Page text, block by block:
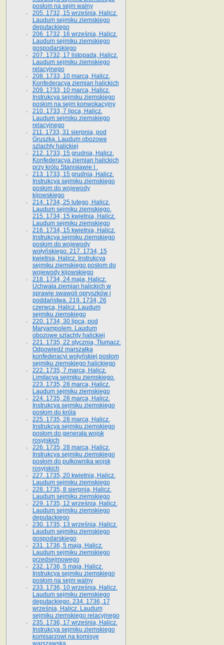
posłom na sejm walny
205. 1732, 15 września, Halicz.
Laudum sejmiku ziemskiego
deputackiego
206. 1732, 16 września, Halicz.
Laudum sejmiku ziemskiego
gospodarskiego
207. 1732, 17 listopada, Halicz.
Laudum sejmiku ziemskiego
relacyjnego
208. 1733, 10 marca, Halicz.
Konfederacya ziemian halickich­
209. 1733, 10 marca, Halicz.
Instrukcya sejmiku ziemskiego
posłom na sejm konwokacyjny
210. 1733, 7 lipca, Halicz.
Laudum sejmiku ziemskiego
relacyjnego
211. 1733, 31 sierpnia, pod
Gruszką. Laudum obozowe
szlachty halickiej
212. 1733, 15 grudnia, Halicz.
Konfederacya ziemian halickich
przy królu Stanisławie I .
213. 1733, 15 grudnia, Halicz.
Instrukcya sejmiku ziemskiego
posłom do wojewody
kijowskiego
214. 1734, 25 lutego, Halicz.
Laudum sejmiku ziemskiego.
215. 1734, 15 kwietnia, Halicz.
Laudum sejmiku ziemskiego
216. 1734, 15 kwietnia, Halicz.
Instrukcya sejmiku ziemskiego
posłom do wojewody
wołyńskiego. 217. 1734, 15
kwietnia, Halicz. Instrukcya
sejmiku ziemskiego posłom do
wojewody kijowskiego
218. 1734, 24 maja, Halicz.
Uchwała ziemian halickich w
sprawie swawoli opryszków i
poddaństwa. 219. 1734, 26
czerwca, Halicz. Laudum
sejmiku ziemskiego
220. 1734, 30 lipca, pod
Maryampolem. Laudum
obozowe szlachty halickiej
221. 1735, 22 stycznia, Tłumacz.
Odpowiedź marszałka
konfederacyi wołyńskiej posłom
sejmiku ziemskiego halickiego
222. 1735, 7 marca, Halicz.
Limitacya sejmiku ziemskiego.
223. 1735, 28 marca, Halicz.
Laudum sejmiku ziemskiego
224. 1735, 28 marca, Halicz.
Instrukcya sejmiku ziemskiego
posłom do króla
225. 1735, 28 marca, Halicz.
Instrukcya sejmiku ziemskiego
posłom do generała wojsk
rosyjskich
226. 1735, 28 marca, Halicz.
Instrukcya sejmiku ziemskiego
posłom do pułkownika wojsk
rosyjskich
227. 1735, 20 kwietnia, Halicz.
Laudum sejmiku ziemskiego
228. 1735, 8 sierpnia, Halicz.
Laudum sejmiku ziemskiego
229. 1735, 12 września, Halicz.
Laudum sejmiku ziemskiego
deputackiego
230. 1735, 13 września, Halicz.
Laudum sejmiku ziemskiego
gospodarskiego
231. 1736, 5 maja, Halicz.
Laudum sejmiku ziemskiego
przedsejmowego
232. 1736, 5 maja, Halicz.
Instrukcya sejmiku ziemskiego
posłom na sejm walny
233. 1736, 10 września, Halicz.
Laudum sejmiku ziemskiego
deputackiego. 234. 1736, 17
września, Halicz. Laudum
sejmiku ziemskiego relacyjnego
235. 1736, 17 września, Halicz.
Instrukcya sejmiku ziemskiego
komisarzowi na komisyę
warszawską